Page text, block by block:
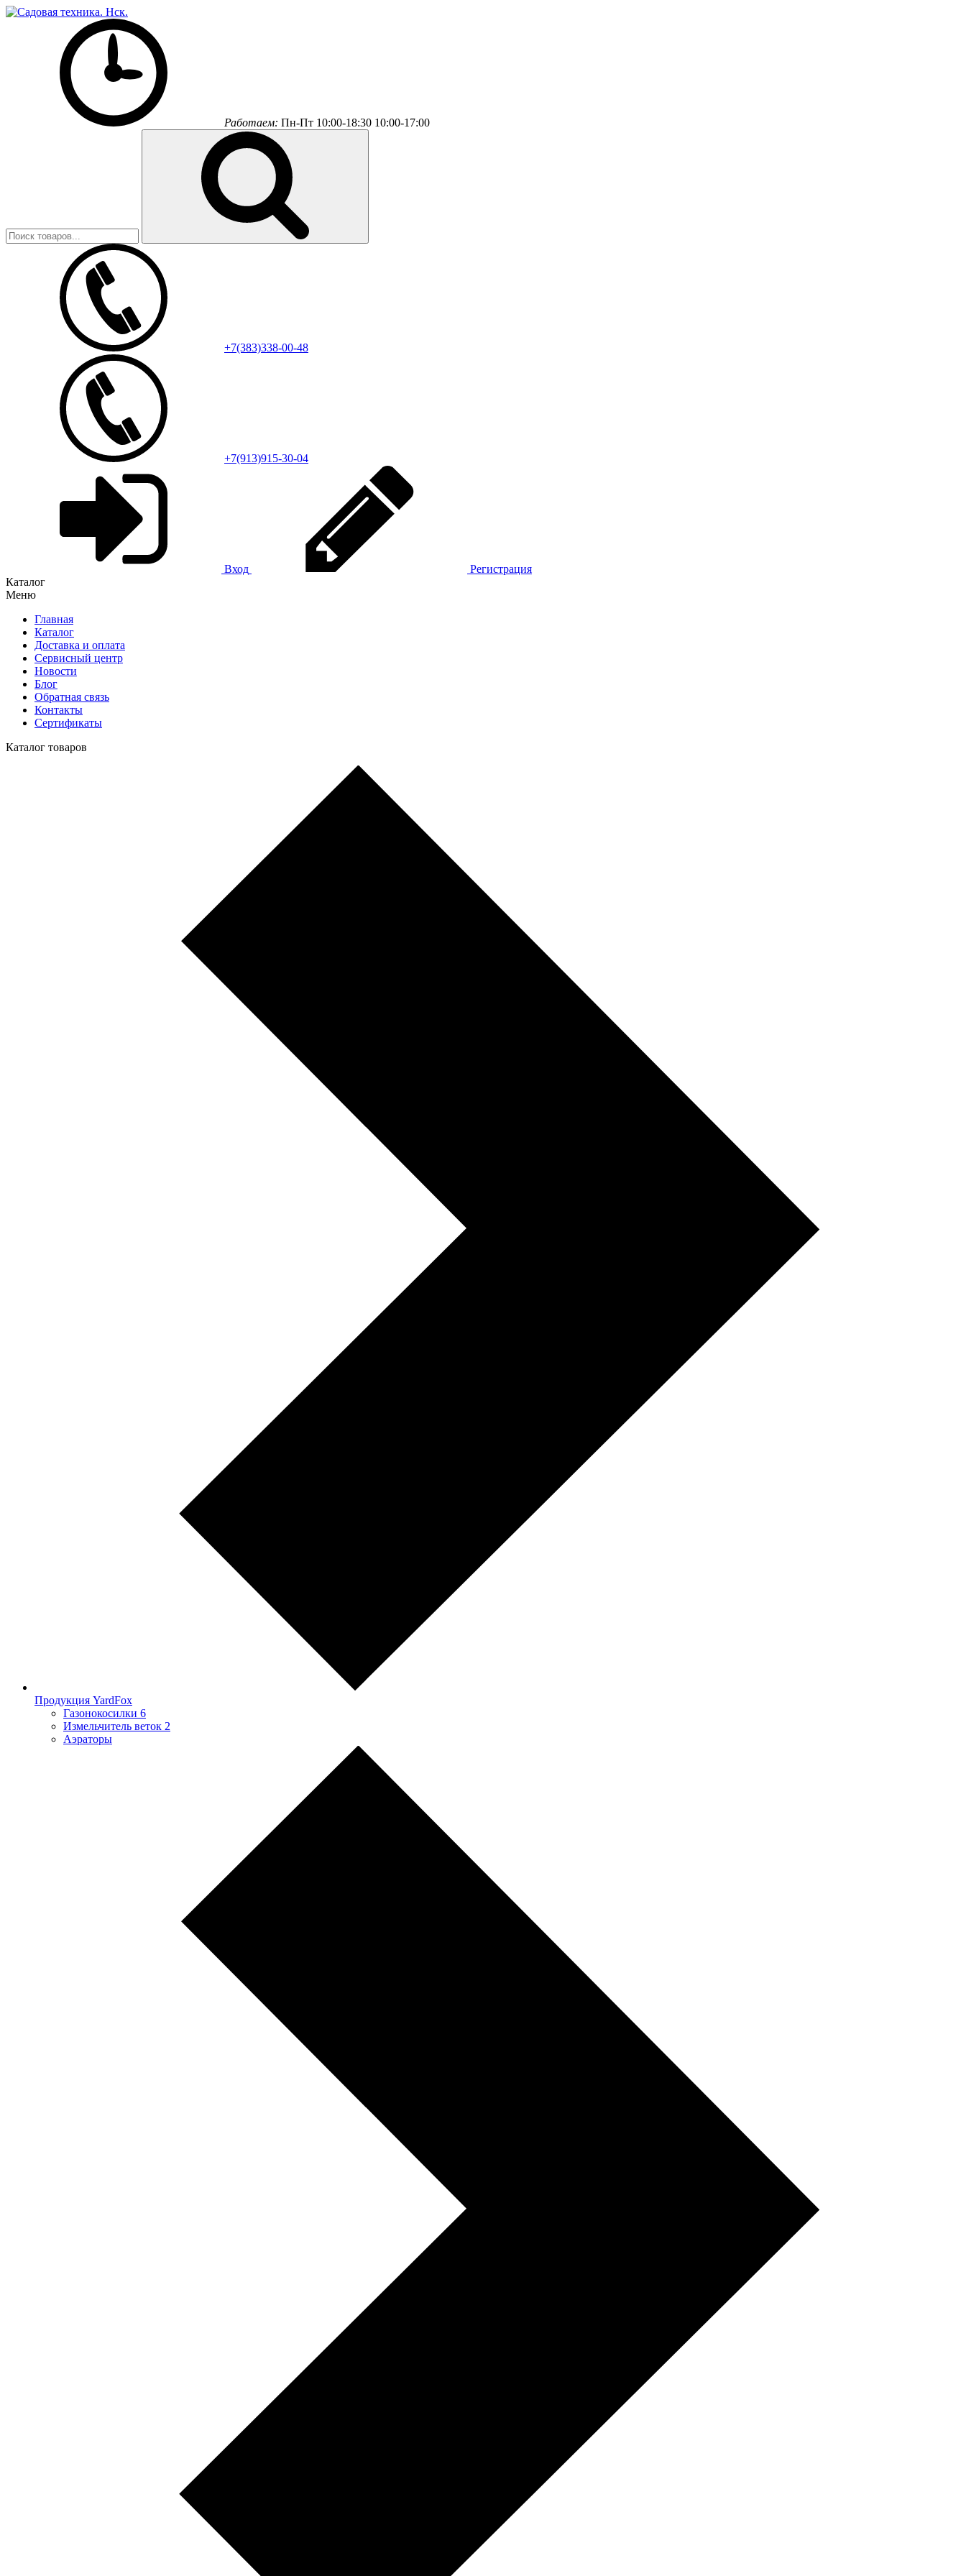
Работаем: Пн-Пт 10:00-18:30 10:00-17:00
+7(383)338-00-48
+7(913)915-30-04
Вход
Регистрация
Каталог
Меню
Главная
Каталог
Доставка и оплата
Сервисный центр
Новости
Блог
Обратная связь
Контакты
Сертификаты
Каталог товаров
Продукция YardFox
Газонокосилки 6
Измельчитель веток 2
Аэраторы